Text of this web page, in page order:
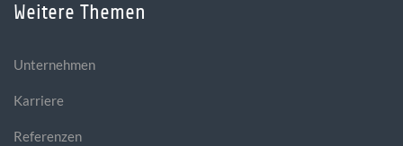
Weitere Themen
Unternehmen
Karriere
Referenzen